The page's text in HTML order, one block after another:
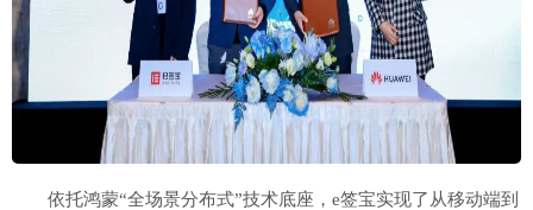
依托鸿蒙“全场景分布式”技术底座，e签宝实现了从移动端到